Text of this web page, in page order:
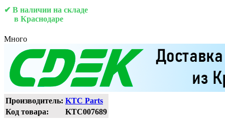
✔ В наличии на складе
в Краснодаре
Много
Производитель: KTC Parts
Код товара:
KTC007689